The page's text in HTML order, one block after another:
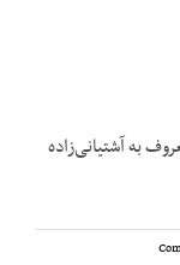
به آشتیانی‌زاده